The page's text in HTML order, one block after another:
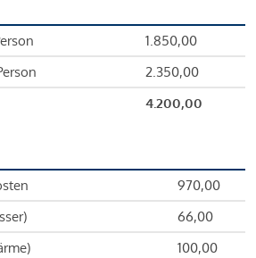
1.850,00
2.350,00
4.200,00
970,00
66,00
100,00